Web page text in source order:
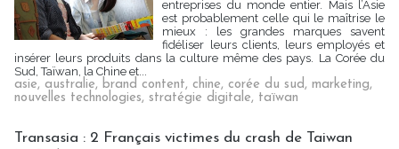
entreprises du monde entier. Mais l’Asie
est probablement celle qui le maîtrise le
mieux : les grandes marques savent
fidéliser leurs clients, leurs employés et
insérer leurs produits dans la culture même des pays. La Corée du
Sud, Taïwan, la Chine et...
asie, australie, brand content, chine, corée du sud, marketing,
nouvelles technologies, stratégie digitale, taïwan
Transasia : 2 Français victimes du crash de Taiwan